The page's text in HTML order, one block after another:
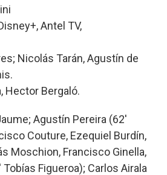
Antel TV,
Nicolás Tarán, Agustín de
Hector Bergaló.
Agustín Pereira (62'
Couture, Ezequiel Burdín,
Moschion, Francisco Ginella,
Figueroa); Carlos Airala